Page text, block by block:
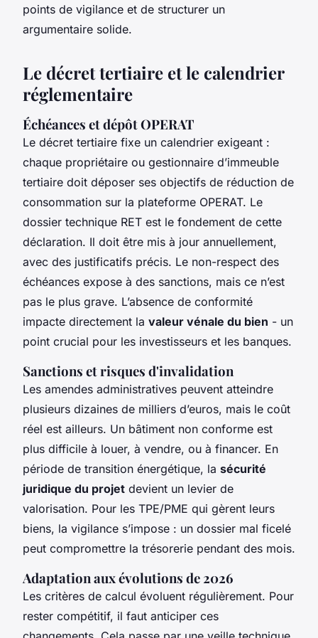
points de vigilance et de structurer un
argumentaire solide.
Le décret tertiaire et le calendrier
réglementaire
Échéances et dépôt OPERAT
Le décret tertiaire fixe un calendrier exigeant :
chaque propriétaire ou gestionnaire d’immeuble
tertiaire doit déposer ses objectifs de réduction de
consommation sur la plateforme OPERAT. Le
dossier technique RET est le fondement de cette
déclaration. Il doit être mis à jour annuellement,
avec des justificatifs précis. Le non-respect des
échéances expose à des sanctions, mais ce n’est
pas le plus grave. L’absence de conformité
impacte directement la valeur vénale du bien - un
point crucial pour les investisseurs et les banques.
Sanctions et risques d'invalidation
Les amendes administratives peuvent atteindre
plusieurs dizaines de milliers d’euros, mais le coût
réel est ailleurs. Un bâtiment non conforme est
plus difficile à louer, à vendre, ou à financer. En
période de transition énergétique, la sécurité
juridique du projet devient un levier de
valorisation. Pour les TPE/PME qui gèrent leurs
biens, la vigilance s’impose : un dossier mal ficelé
peut compromettre la trésorerie pendant des mois.
Adaptation aux évolutions de 2026
Les critères de calcul évoluent régulièrement. Pour
rester compétitif, il faut anticiper ces